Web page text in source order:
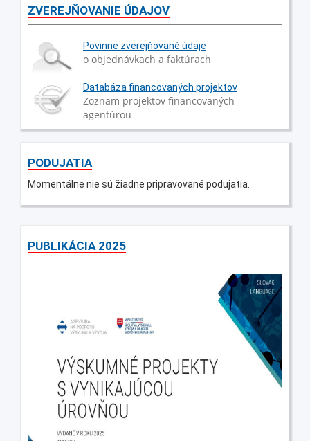
ZVEREJŇOVANIE ÚDAJOV
Povinne zverejňované údaje
o objednávkach a faktúrach
Databáza financovaných projektov
Zoznam projektov financovaných
agentúrou
PODUJATIA
Momentálne nie sú žiadne pripravované podujatia.
PUBLIKÁCIA 2025